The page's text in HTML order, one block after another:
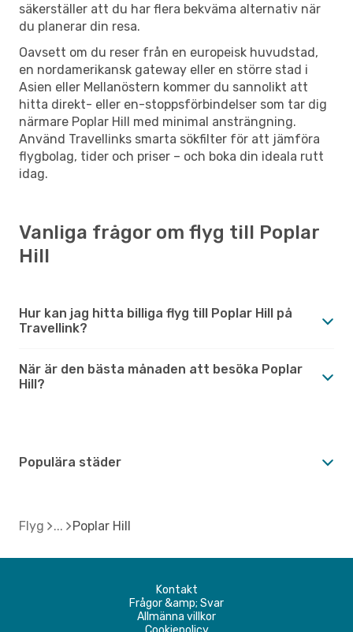
säkerställer att du har flera bekväma alternativ när
du planerar din resa.
Oavsett om du reser från en europeisk huvudstad,
en nordamerikansk gateway eller en större stad i
Asien eller Mellanöstern kommer du sannolikt att
hitta direkt- eller en-stoppsförbindelser som tar dig
närmare Poplar Hill med minimal ansträngning.
Använd Travellinks smarta sökfilter för att jämföra
flygbolag, tider och priser – och boka din ideala rutt
idag.
Vanliga frågor om flyg till Poplar
Hill
Hur kan jag hitta billiga flyg till Poplar Hill på
Travellink?
När är den bästa månaden att besöka Poplar
Hill?
Populära städer
Flyg Poplar Hill
Kontakt
Frågor &amp; Svar
Allmänna villkor